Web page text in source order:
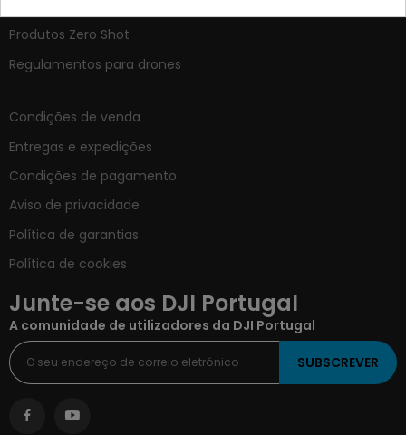
Produtos Zero Shot
Regulamentos para drones
Condições de venda
Entregas e expedições
Condições de pagamento
Aviso de privacidade
Política de garantias
Política de cookies
Junte-se aos DJI Portugal
A comunidade de utilizadores da DJI Portugal
SUBSCREVER